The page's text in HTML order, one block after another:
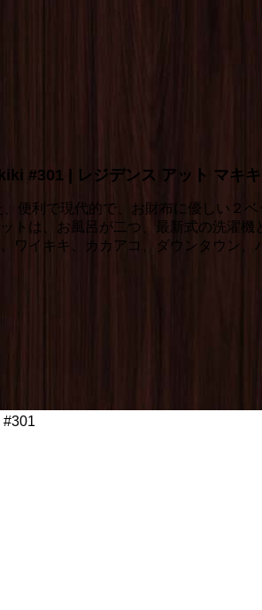
#301
#301 | レジデンス アット マキ
便利で現代的で、お財布に優しい２
トは、お風呂が二つ、最新式の洗濯
ワイキキ、カカアコ、ダウンタウン